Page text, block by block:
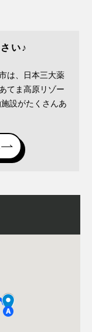
い♪
は、日本三大薬
てま高原リゾー
設がたくさんあ